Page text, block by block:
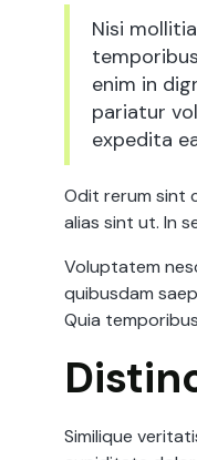
Nisi
enim in
pariatur
expedita
Odit rerum sint
alias sint ut. In
Voluptatem
quibusdam
Quia
Similique